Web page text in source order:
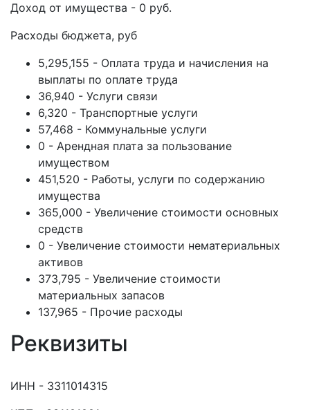
Доход от имущества - 0 руб.
Расходы бюджета, руб
5,295,155 - Оплата труда и начисления на
выплаты по оплате труда
36,940 - Услуги связи
6,320 - Транспортные услуги
57,468 - Коммунальные услуги
0 - Арендная плата за пользование
имуществом
451,520 - Работы, услуги по содержанию
имущества
365,000 - Увеличение стоимости основных
средств
0 - Увеличение стоимости нематериальных
активов
373,795 - Увеличение стоимости
материальных запасов
137,965 - Прочие расходы
Реквизиты
ИНН - 3311014315